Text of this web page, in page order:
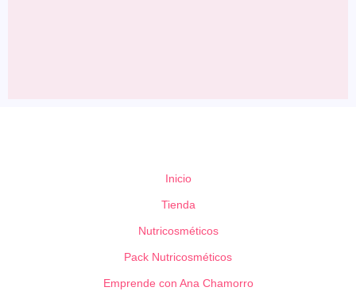
Inicio
Tienda
Nutricosméticos
Pack Nutricosméticos
Emprende con Ana Chamorro